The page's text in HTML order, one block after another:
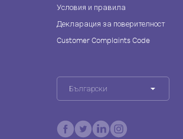
Условия и правила
Декларация за поверителност
Customer Complaints Code
Български